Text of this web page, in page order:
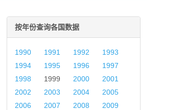
按年份查询各国数据
1990 1991 1992
1993
1994
1995 1996
1997
1998
1999 2000
2001
2002
2003 2004
2005
2006
2007 2008
2009